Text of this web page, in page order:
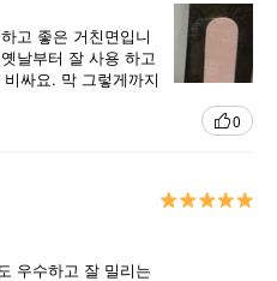
고 좋은 거친면입니
날부터 잘 사용 하고
싸요. 막 그렇게까지
0
우수하고 잘 밀리는